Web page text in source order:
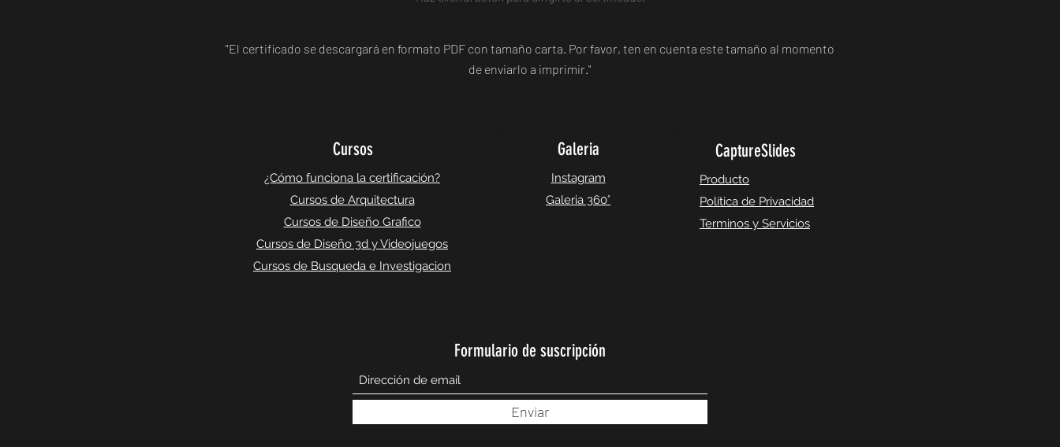
"El certificado se descargará en formato PDF con tamaño carta. Por favor, ten en cuenta este tamaño al momento
de enviarlo a imprimir."
Cursos
¿Cómo funciona la certificación?
Cursos de Arquitectura
Cursos de Diseño Grafico
Cursos de Diseño 3d y Videojuegos
Cursos de Busqueda e Investigacion
Galeria
Instagram
Galeria 360°
CaptureSlides
Producto
Política de Privacidad
Terminos y Servicios
Formulario de suscripción
Enviar